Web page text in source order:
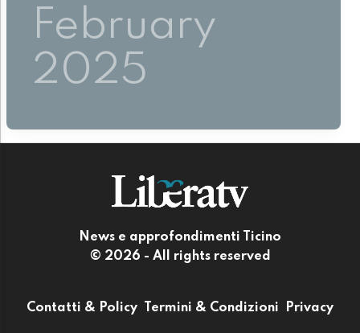
February
2025
News e approfondimenti Ticino
© 2026 - All rights reserved
Contatti & Policy Termini & Condizioni Privacy